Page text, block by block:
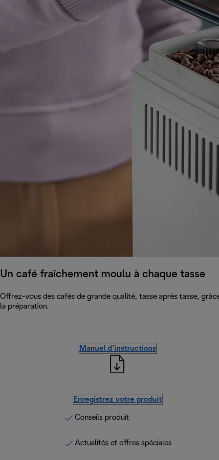
Un café fraîchement moulu à chaque tasse
Offrez-vous des cafés de grande qualité, tasse après tasse,
la préparation.
Manuel d’instructions
Enregistrez votre produit
Conseils produit
Actualités et offres spéciales